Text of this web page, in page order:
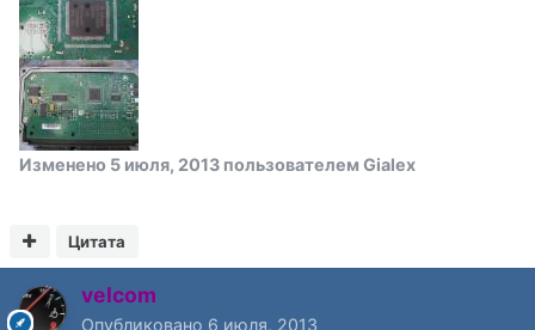
Изменено 5 июля, 2013 пользователем Gialex
Цитата
velcom
Опубликовано 6 июля, 2013